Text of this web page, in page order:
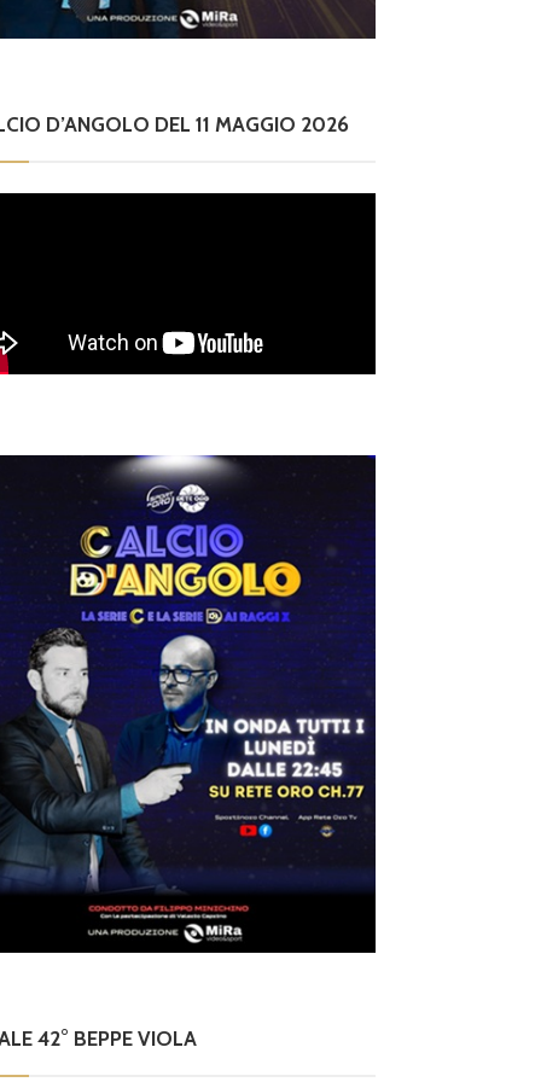
D’ANGOLO DEL 11 MAGGIO 2026
42° BEPPE VIOLA